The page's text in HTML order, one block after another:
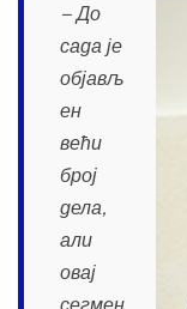
− До
сада је
објављ
ен
већи
број
дела,
али
овај